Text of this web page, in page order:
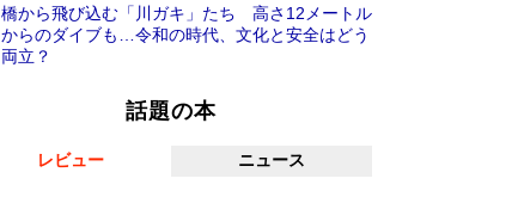
橋から飛び込む「川ガキ」たち 高さ12メートル
からのダイブも…令和の時代、文化と安全はどう
両立？
話題の本
レビュー ニュース